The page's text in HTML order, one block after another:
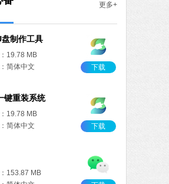
更多+
下载
火绒安全软件
软件大小：22.24 MB
软件语言：简体中文